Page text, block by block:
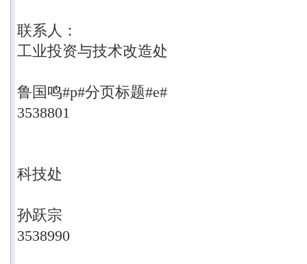
联系人：
工业投资与技术改造处
鲁国鸣#p#分页标题#e#
3538801
科技处
孙跃宗
3538990